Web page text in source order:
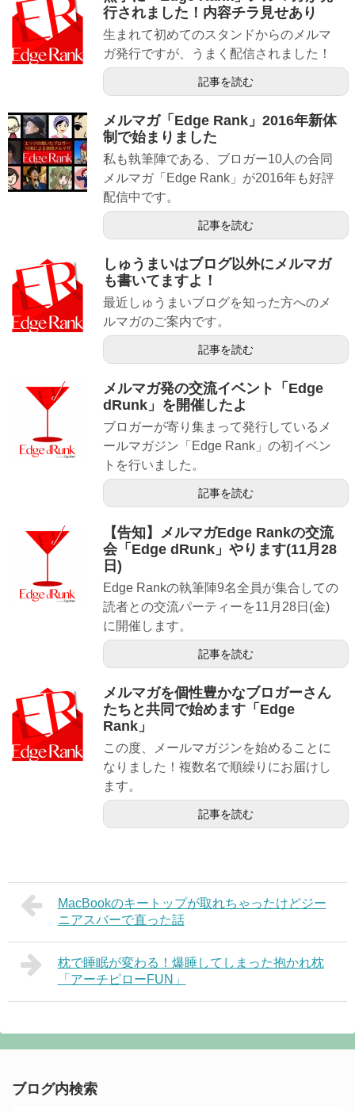
行されました！内容チラ見せあり
生まれて初めてのスタンドからのメルマ
ガ発行ですが、うまく配信されました！
記事を読む
メルマガ「Edge Rank」2016年新体
制で始まりました
私も執筆陣である、ブロガー10人の合同
メルマガ「Edge Rank」が2016年も好評
配信中です。
記事を読む
しゅうまいはブログ以外にメルマガ
も書いてますよ！
最近しゅうまいブログを知った方へのメ
ルマガのご案内です。
記事を読む
メルマガ発の交流イベント「Edge
dRunk」を開催したよ
ブロガーが寄り集まって発行しているメ
ールマガジン「Edge Rank」の初イベン
トを行いました。
記事を読む
【告知】メルマガEdge Rankの交流
会「Edge dRunk」やります(11月28
日)
Edge Rankの執筆陣9名全員が集合しての
読者との交流パーティーを11月28日(金)
に開催します。
記事を読む
メルマガを個性豊かなブロガーさん
たちと共同で始めます「Edge
Rank」
この度、メールマガジンを始めることに
なりました！複数名で順繰りにお届けし
ます。
記事を読む
MacBookのキートップが取れちゃったけどジー
ニアスバーで直った話
枕で睡眠が変わる！爆睡してしまった抱かれ枕
「アーチピローFUN」
ブログ内検索